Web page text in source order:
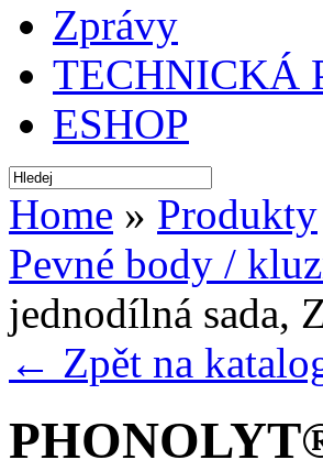
Zprávy
TECHNICKÁ
ESHOP
Home » Produkty
Pevné body /
jednodílná sada,
← Zpět na